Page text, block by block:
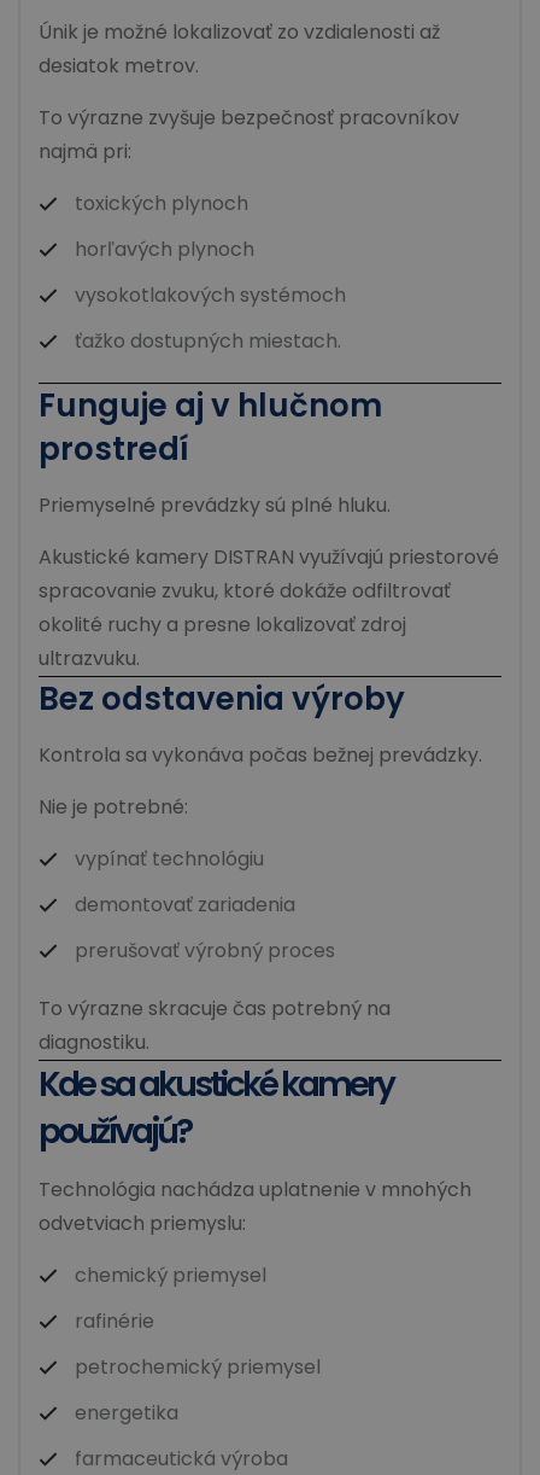
Únik je možné lokalizovať zo vzdialenosti až
desiatok metrov.
To výrazne zvyšuje bezpečnosť pracovníkov
najmä pri:
toxických plynoch
horľavých plynoch
vysokotlakových systémoch
ťažko dostupných miestach.
Funguje aj v hlučnom
prostredí
Priemyselné prevádzky sú plné hluku.
Akustické kamery DISTRAN využívajú priestorové
spracovanie zvuku, ktoré dokáže odfiltrovať
okolité ruchy a presne lokalizovať zdroj
ultrazvuku.
Bez odstavenia výroby
Kontrola sa vykonáva počas bežnej prevádzky.
Nie je potrebné:
vypínať technológiu
demontovať zariadenia
prerušovať výrobný proces
To výrazne skracuje čas potrebný na
diagnostiku.
Kde sa akustické kamery
používajú?
Technológia nachádza uplatnenie v mnohých
odvetviach priemyslu:
chemický priemysel
rafinérie
petrochemický priemysel
energetika
farmaceutická výroba